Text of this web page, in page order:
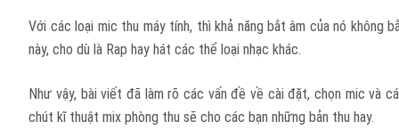
Với các loại mic thu máy tính, thì khả năng bắt âm của nó
này, cho dù là Rap hay hát các thể loại nhạc khác.
Như vậy, bài viết đã làm rõ các vấn đề về cài đặt, chọn mic và
chút kĩ thuật mix phòng thu sẽ cho các bạn những bản thu hay.